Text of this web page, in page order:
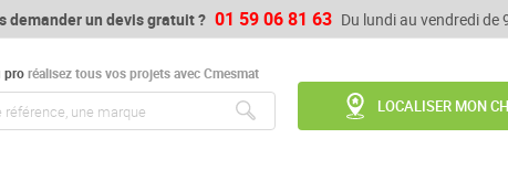
demander un devis gratuit ? 01 59 06 81 63 Du lundi au vendredi de
proréalisez tous vos projets avec Cmesmat
LOCALISER MON